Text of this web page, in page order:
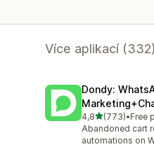
Více aplikací
Dondy:
4,8z 5 hvězd
(773)
Celkový počet
•Free
Abandoned cart
automations on